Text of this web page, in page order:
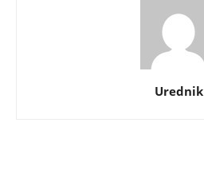
Urednik